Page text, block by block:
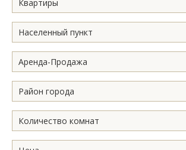
Квартиры
Населенный пункт
Аренда-Продажа
Район города
Количество комнат